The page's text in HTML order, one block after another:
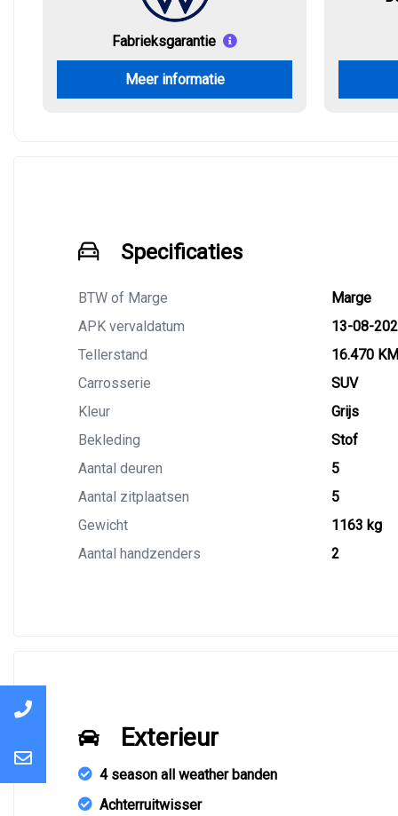
Fabrieksgarantie
Meer informatie
Specificaties
BTW of Marge
Marge
APK vervaldatum
13-08-
Tellerstand
16.470 KM
Carrosserie
SUV
Kleur
Grijs
Bekleding
Stof
Aantal deuren
5
Aantal zitplaatsen
5
Gewicht
1163 kg
Aantal handzenders
2
Exterieur
4 season all weather banden
Achterruitwisser